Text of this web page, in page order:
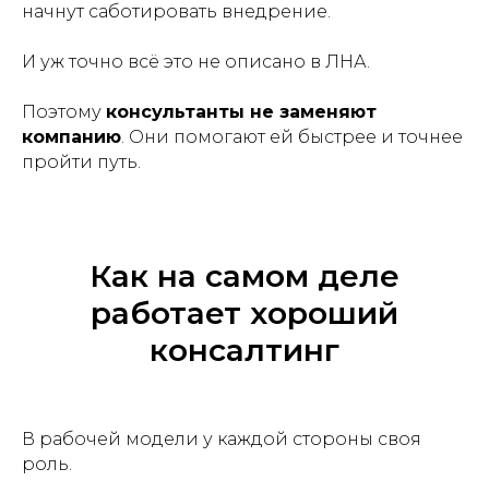
начнут саботировать внедрение.
И уж точно всё это не описано в ЛНА.
Поэтому консультанты не заменяют
компанию. Они помогают ей быстрее и точнее
пройти путь.
Как на самом деле
работает хороший
консалтинг
В рабочей модели у каждой стороны своя
роль.